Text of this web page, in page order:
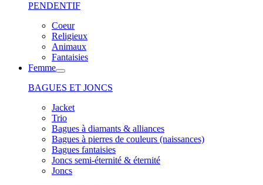
PENDENTIF
Coeur
Religieux
Animaux
Fantaisies
Femme
BAGUES ET JONCS
Jacket
Trio
Bagues à diamants & alliances
Bagues à pierres de couleurs (naissances)
Bagues fantaisies
Joncs semi-éternité & éternité
Joncs